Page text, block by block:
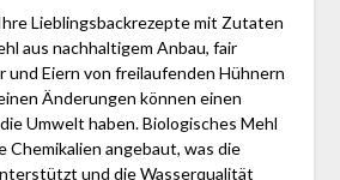
Lieblingsbackrezepte mit Zutaten
aus nachhaltigem Anbau, fair
und Eiern von freilaufenden Hühnern
Änderungen können einen
Umwelt haben. Biologisches Mehl
Chemikalien angebaut, was die
und die Wasserqualität